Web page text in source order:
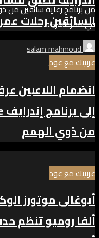
من برنامج رعاية سائقين
في مقر الشركة...
salam mahmoud
Add comment
السائقين رحلات
عربيتك مع عود
انضمام اللاعبين
من ذوي الهمم
عربيتك مع عود
أبوغالى موتورز
ألفا روميو تنظم